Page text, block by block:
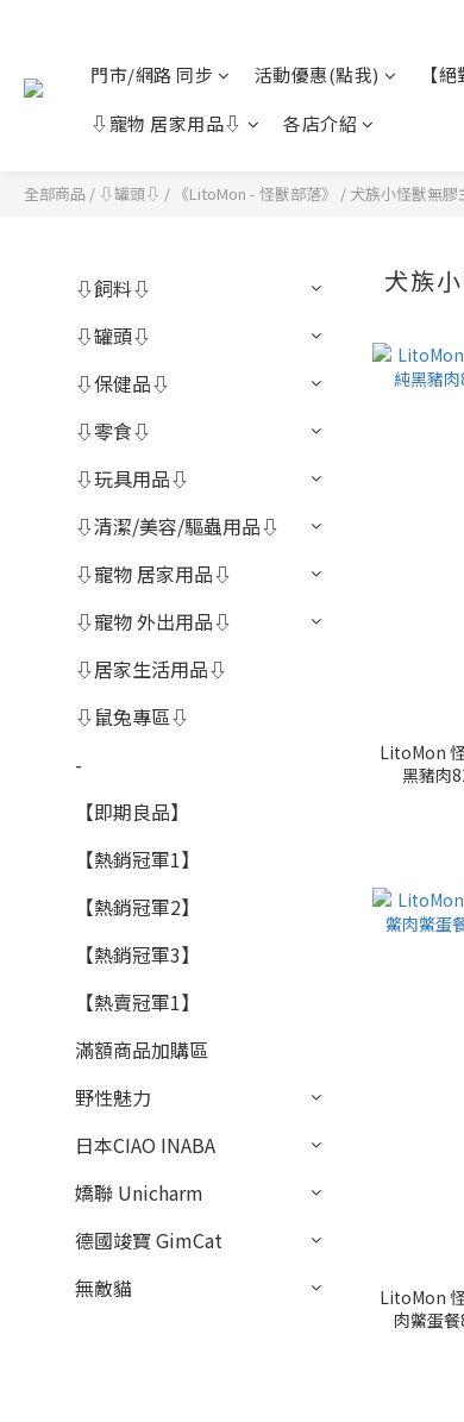
門市/網路 同步 活動優惠(點我) 【
⇩寵物 居家用品⇩
各店介紹
全部商品 / ⇩罐頭⇩ / 《LitoMon - 怪獸部落》 / 犬族小怪獸無膠
⇩飼料⇩
⇩罐頭⇩
⇩保健品⇩
⇩零食⇩
⇩玩具用品⇩
⇩清潔/美容/驅蟲用品⇩
⇩寵物 居家用品⇩
⇩寵物 外出用品⇩
⇩居家生活用品⇩
⇩鼠兔專區⇩
-
【即期良品】
【熱銷冠軍1】
【熱銷冠軍2】
【熱銷冠軍3】
【熱賣冠軍1】
滿額商品加購區
野性魅力
日本CIAO INABA
嬌聯 Unicharm
德國竣寶 GimCat
無敵貓
犬族
LitoMon
黑豬肉
LitoMon
肉鱉蛋